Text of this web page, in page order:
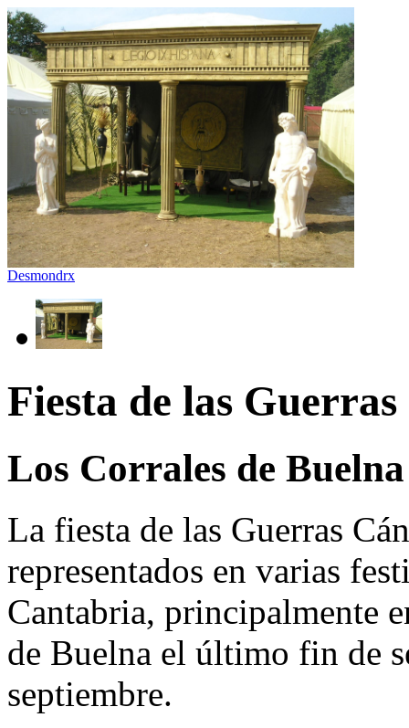
Desmondrx
Fiesta de las
Los Corrales de
La fiesta de las Guerras
representados en varias
Cantabria, principalmente
de Buelna el último fin de
septiembre.